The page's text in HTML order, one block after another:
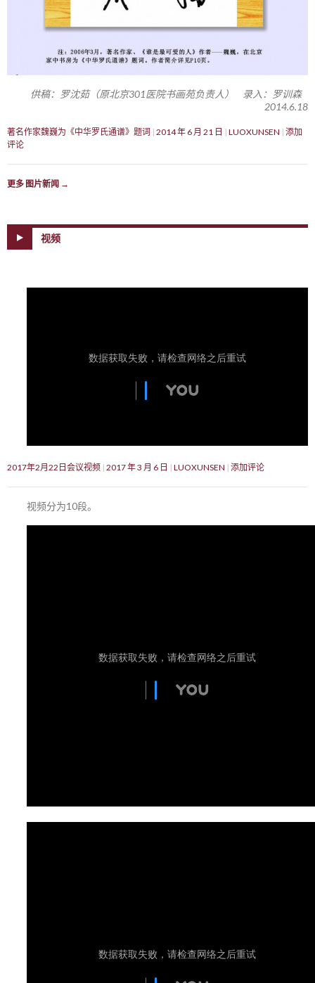
供稿：罗沈茹（原北京301医院书画苑负责人） 录入：罗训森
2014.6.18
著名作家魏巍为《中华罗氏通谱》题词 2014 年 6 月 21 日 LUOXUNSEN 添加
评论
更多 图片新闻 →
视频
2017年2月22日会议视频 2017 年 3 月 6 日 LUOXUNSEN 添加评论
视频分为10段。